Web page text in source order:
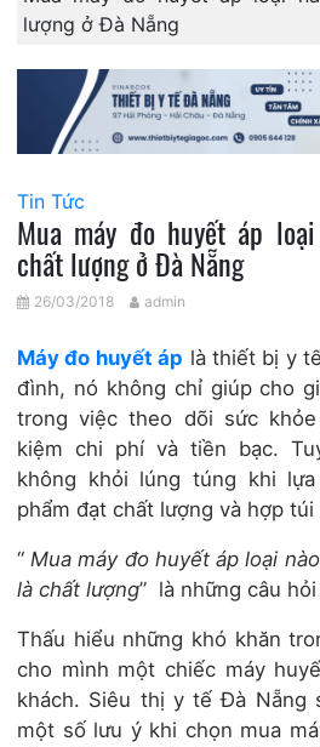
lượng ở Đà Nẵng
Tin Tức
Mua máy đo huyết áp
chất lượng ở Đà Nẵng
26/03/2018 admin
Máy đo huyết áp là thiết bị y
đình, nó không chỉ giúp cho
trong việc theo dõi sức
kiệm chi phí và tiền bạc.
không khỏi lúng túng khi
phẩm đạt chất lượng và hợp túi
“Mua máy đo huyết áp loại
là chất lượng” là những câu
Thấu hiểu những khó khăn
cho mình một chiếc máy
khách. Siêu thị y tế Đà Nẵng
một số lưu ý khi chọn mua